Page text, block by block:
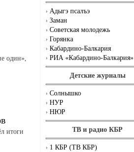
Адыгэ псалъэ
Заман
Советская молодежь
Горянка
Кабардино-Балкария
РИА «Кабардино-Балкария»
Детские журналы
Солнышко
НУР
НЮР
ТВ и радио КБР
1 КБР (ТВ КБР)
один»,
итоги